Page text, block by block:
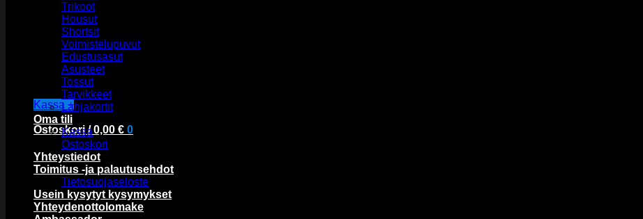
Kassa +
Ostoskori /0,00 € 0
Ostoskori on tyhjä.
Trikoot
Housut
Shortsit
Voimistelupuvut
Edustusasut
Asusteet
Tossut
Tarvikkeet
Lahjakortit
Oma tili
Kassa
Ostoskori
Yhteystiedot
Toimitus -ja palautusehdot
Tietosuojaseloste
Usein kysytyt kysymykset
Yhteydenottolomake